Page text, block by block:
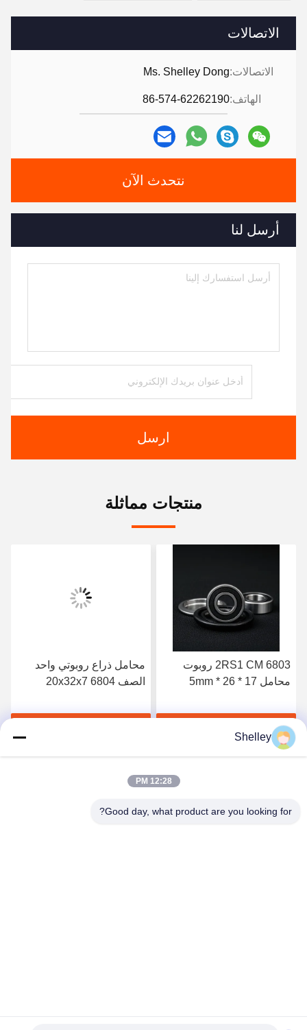
الاتصالات
الاتصالات:Ms. Shelley Dong
الهاتف:86-574-62262190
نتحدث الآن
أرسل لنا
ارسل
منتجات مماثلة
6803 2RS1 CM روبوت
محامل 17 * 26 * 5mm
صف واحد
احصل على أفضل سعر
محامل ذراع روبوتي واحد
الصف 20x32x7 6804
Shelley
12:28 PM
Good day, what product are you looking for?